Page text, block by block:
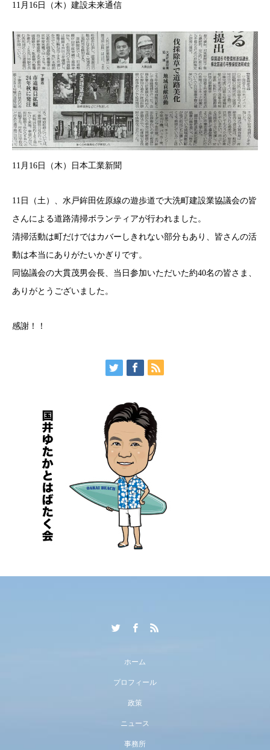
11月16日（木）建設未来通信
11月16日（木）日本工業新聞
11日（土）、水戸鉾田佐原線の遊歩道で大洗町建設業協議会の皆
さんによる道路清掃ボランティアが行われました。
清掃活動は町だけではカバーしきれない部分もあり、皆さんの活
動は本当にありがたいかぎりです。
同協議会の大貫茂男会長、当日参加いただいた約40名の皆さま、
ありがとうございました。
感謝！！
ホーム
プロフィール
政策
ニュース
事務所